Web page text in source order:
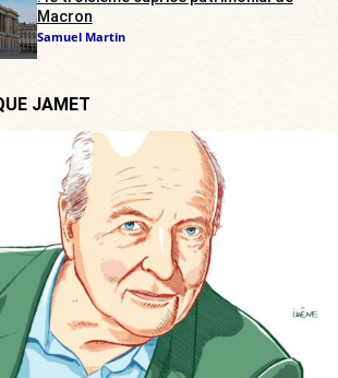
Macron
Samuel Martin
JAMET